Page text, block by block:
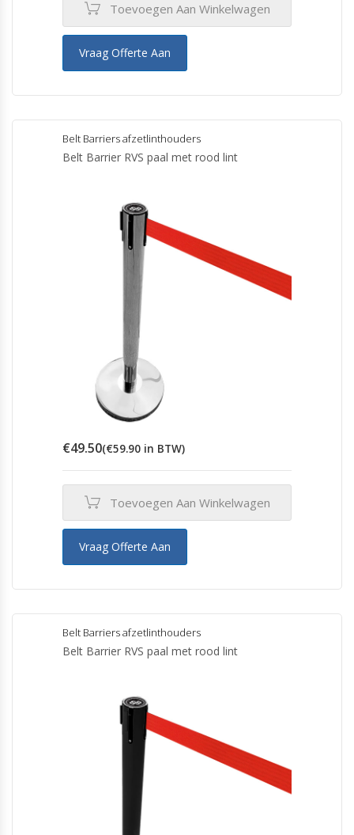
Toevoegen Aan Winkelwagen
Vraag Offerte Aan
Belt Barriers afzetlinthouders
Belt Barrier RVS paal met rood lint
€49.50(€59.90 in BTW)
Toevoegen Aan Winkelwagen
Vraag Offerte Aan
Belt Barriers afzetlinthouders
Belt Barrier RVS paal met rood lint